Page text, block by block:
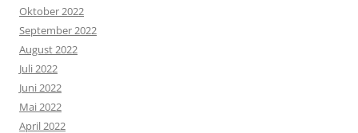
Oktober 2022
September 2022
August 2022
Juli 2022
Juni 2022
Mai 2022
April 2022